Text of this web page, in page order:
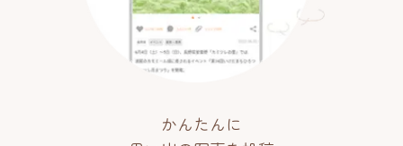
かんたんに